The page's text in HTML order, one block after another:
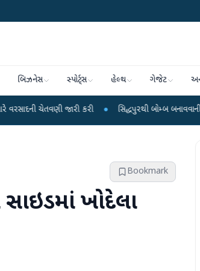
બિઝનેસ સ્પોર્ટ્સ હેલ્થ ગેજેટ
જારી કરી ● સિદ્ધપુરથી બોમ્બ બનાવવાની સામગ્રી
Bookmark
ખોદેલા